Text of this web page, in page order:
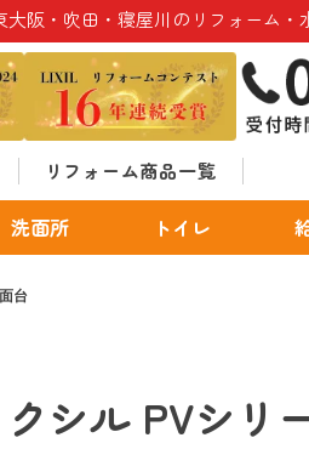
阪・吹田・寝屋川のリフォーム・
リフォーム商品一覧
洗面所 トイレ
台
シル PVシリ